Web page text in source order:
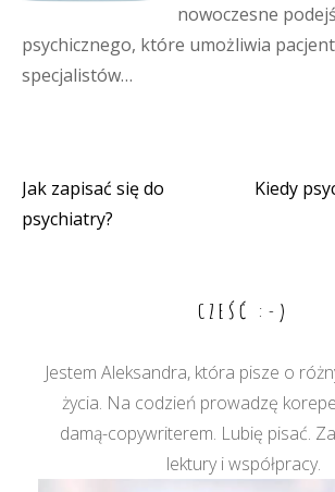
nowoczesne
psychicznego, które umożliwia
specjalistów…
Nawigacja
Jak zapisać się do
psychiatry?
Kiedy
CZEŚĆ :-)
Jestem Aleksandra, która pisze o
życia. Na codzień prowadzę
damą-copywriterem. Lubię pisać.
lektury i współpracy.